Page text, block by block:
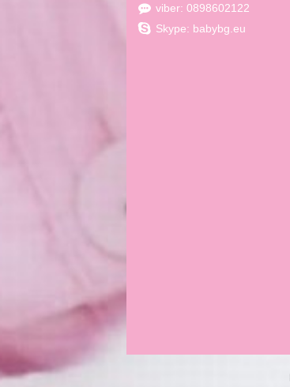
viber: 0898602122
Skype: babybg.eu